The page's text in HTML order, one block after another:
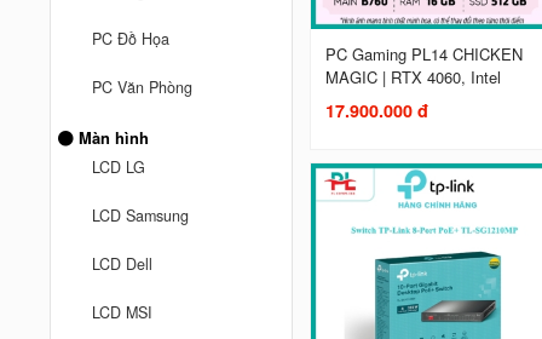
PC Đồ Họa
PC Văn Phòng
Màn hình
LCD LG
LCD Samsung
LCD Dell
LCD MSI
PC Gaming PL14 CHICKEN
MAGIC | RTX 4060, Intel
17.900.000 đ